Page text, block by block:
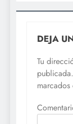
DEJA
Tu
publicada.